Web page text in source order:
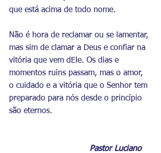
que está acima de todo nome.
Não é hora de reclamar ou se lamentar,
mas sim de clamar a Deus e confiar na
vitória que vem dEle. Os dias e
momentos ruins passam, mas o amor,
o cuidado e a vitória que o Senhor tem
preparado para nós desde o princípio
são eternos.